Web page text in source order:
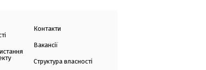
Контакти
Вакансії
Структура власності